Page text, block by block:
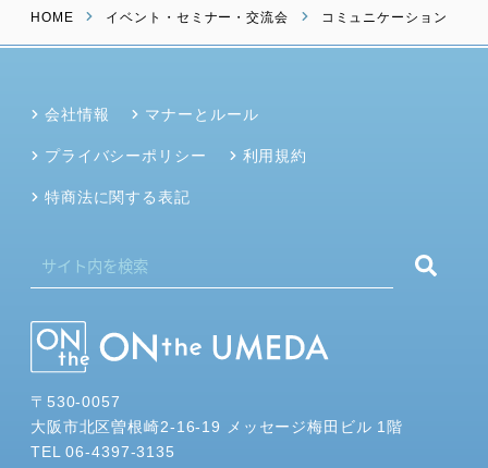
HOME イベント・セミナー・交流会 コミュニケーション
〒530-0057
大阪市北区曽根崎2-16-19 メッセージ梅田ビル 1階
TEL 06-4397-3135
会社情報 マナーとルール
プライバシーポリシー 利用規約
特商法に関する表記